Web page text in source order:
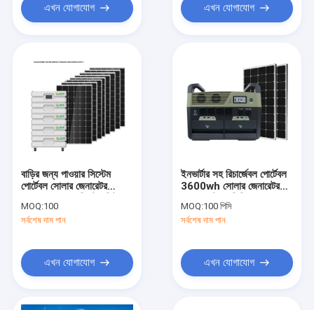
এখন যোগাযোগ এখন যোগাযোগ
বাড়ির জন্য পাওয়ার সিস্টেম
পোর্টেবল সোলার জেনারেটর
MOQ:100
সর্বশেষ দাম পান
এখন যোগাযোগ
ইনভার্টার সহ রিচার্জেবল পোর্টেবল
3600wh সোলার জেনারেটর
MOQ:100 পিসি
সর্বশেষ দাম পান
এখন যোগাযোগ